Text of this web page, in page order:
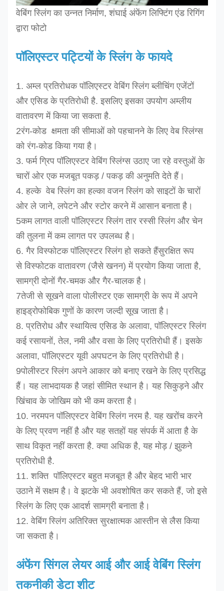
वेबिंग स्लिंग का उन्नत निर्माण, शंघाई अंफेंग लिफ्टिंग एंड रिगिंग
द्वारा फोटो
पॉलिएस्टर पट्टियों के स्लिंग के फायदे
1. अम्ल प्रतिरोधक पॉलिएस्टर वेबिंग स्लिंग ब्लीचिंग एजेंटों
और एसिड के प्रतिरोधी है. इसलिए इसका उपयोग अम्लीय
वातावरण में किया जा सकता है.
2रंग-कोड ️ क्षमता की सीमाओं को पहचानने के लिए वेब स्लिंग्स
को रंग-कोड किया गया है।
3. फर्म ग्रिप पॉलिएस्टर वेबिंग स्लिंग्स उठाए जा रहे वस्तुओं के
चारों ओर एक मजबूत पकड़ / पकड़ की अनुमति देते हैं।
4. हल्के ️ वेब स्लिंग का हल्का वजन स्लिंग को साइटों के चारों
ओर ले जाने, लपेटने और स्टोर करने में आसान बनाता है।
5कम लागत वाली पॉलिएस्टर स्लिंग तार रस्सी स्लिंग और चेन
की तुलना में कम लागत पर उपलब्ध है।
6. गैर विस्फोटक पॉलिएस्टर स्लिंग हो सकते हैंसुरक्षित रूप
से विस्फोटक वातावरण (जैसे खनन) में प्रयोग किया जाता है,
सामग्री दोनों गैर-चमक और गैर-चालक है।
7तेजी से सूखने वाला पोलीस्टर एक सामग्री के रूप में अपने
हाइड्रोफोबिक गुणों के कारण जल्दी सूख जाता है।
8. प्रतिरोध और स्थायित्व एसिड के अलावा, पॉलिएस्टर स्लिंग
कई रसायनों, तेल, नमी और वसा के लिए प्रतिरोधी हैं। इसके
अलावा, पॉलिएस्टर यूवी अपघटन के लिए प्रतिरोधी है।
9पोलीस्टर स्लिंग अपने आकार को बनाए रखने के लिए प्रसिद्ध
हैं। यह लाभदायक है जहां सीमित स्थान है। यह सिकुड़ने और
खिंचाव के जोखिम को भी कम करता है।
10. नरमपन पॉलिएस्टर वेबिंग स्लिंग नरम है. यह खरोंच करने
के लिए प्रवण नहीं है और यह सतहों यह संपर्क में आता है के
साथ विकृत नहीं करता है. क्या अधिक है, यह मोड़ / झुकने
प्रतिरोधी है.
11. शक्ति ️ पॉलिएस्टर बहुत मजबूत है और बेहद भारी भार
उठाने में सक्षम है। वे झटके भी अवशोषित कर सकते हैं, जो इसे
स्लिंग के लिए एक आदर्श सामग्री बनाता है।
12. वेबिंग स्लिंग अतिरिक्त सुरक्षात्मक आस्तीन से लैस किया
जा सकता है।
अंफेंग सिंगल लेयर आई और आई वेबिंग स्लिंग
तकनीकी डेटा शीट